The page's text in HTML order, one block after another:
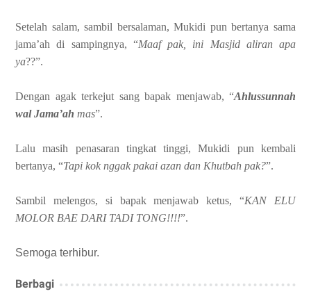
Setelah salam, sambil bersalaman, Mukidi pun bertanya sama
jama’ah di sampingnya, “Maaf pak, ini Masjid aliran apa
ya??”.
Dengan agak terkejut sang bapak menjawab, “Ahlussunnah
wal Jama’ah mas”.
Lalu masih penasaran tingkat tinggi, Mukidi pun kembali
bertanya, “Tapi kok nggak pakai azan dan Khutbah pak?”.
Sambil melengos, si bapak menjawab ketus, “KAN ELU
MOLOR BAE DARI TADI TONG!!!!”.
Semoga terhibur.
Berbagi